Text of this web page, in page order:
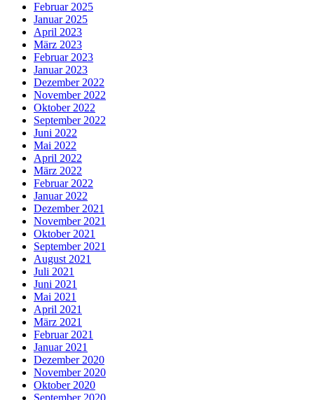
Februar 2025
Januar 2025
April 2023
März 2023
Februar 2023
Januar 2023
Dezember 2022
November 2022
Oktober 2022
September 2022
Juni 2022
Mai 2022
April 2022
März 2022
Februar 2022
Januar 2022
Dezember 2021
November 2021
Oktober 2021
September 2021
August 2021
Juli 2021
Juni 2021
Mai 2021
April 2021
März 2021
Februar 2021
Januar 2021
Dezember 2020
November 2020
Oktober 2020